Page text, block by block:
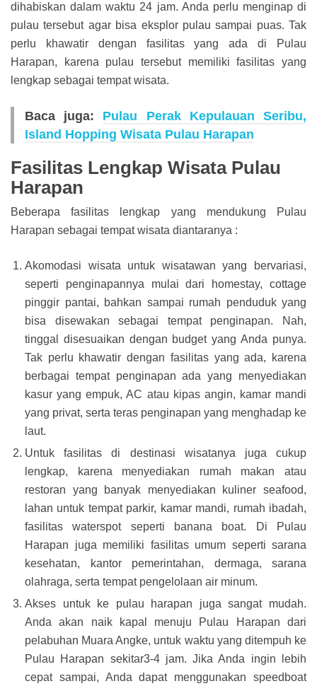
dihabiskan dalam waktu 24 jam. Anda perlu menginap di
pulau tersebut agar bisa eksplor pulau sampai puas. Tak
perlu khawatir dengan fasilitas yang ada di Pulau
Harapan, karena pulau tersebut memiliki fasilitas yang
lengkap sebagai tempat wisata.
Baca juga: Pulau Perak Kepulauan Seribu,
Island Hopping Wisata Pulau Harapan
Fasilitas Lengkap Wisata Pulau
Harapan
Beberapa fasilitas lengkap yang mendukung Pulau
Harapan sebagai tempat wisata diantaranya :
Akomodasi wisata untuk wisatawan yang bervariasi,
seperti penginapannya mulai dari homestay, cottage
pinggir pantai, bahkan sampai rumah penduduk yang
bisa disewakan sebagai tempat penginapan. Nah,
tinggal disesuaikan dengan budget yang Anda punya.
Tak perlu khawatir dengan fasilitas yang ada, karena
berbagai tempat penginapan ada yang menyediakan
kasur yang empuk, AC atau kipas angin, kamar mandi
yang privat, serta teras penginapan yang menghadap ke
laut.
Untuk fasilitas di destinasi wisatanya juga cukup
lengkap, karena menyediakan rumah makan atau
restoran yang banyak menyediakan kuliner seafood,
lahan untuk tempat parkir, kamar mandi, rumah ibadah,
fasilitas waterspot seperti banana boat. Di Pulau
Harapan juga memiliki fasilitas umum seperti sarana
kesehatan, kantor pemerintahan, dermaga, sarana
olahraga, serta tempat pengelolaan air minum.
Akses untuk ke pulau harapan juga sangat mudah.
Anda akan naik kapal menuju Pulau Harapan dari
pelabuhan Muara Angke, untuk waktu yang ditempuh ke
Pulau Harapan sekitar3-4 jam. Jika Anda ingin lebih
cepat sampai, Anda dapat menggunakan speedboat